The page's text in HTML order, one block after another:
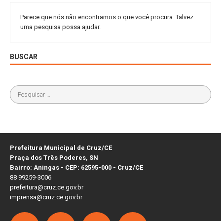
Parece que nós não encontramos o que você procura. Talvez
uma pesquisa possa ajudar.
BUSCAR
Prefeitura Municipal de Cruz/CE
Praça dos Três Poderes, SN
Bairro: Aningas - CEP: 62595-000 - Cruz/CE
88 99259-3006
prefeitura@cruz.ce.gov.br
imprensa@cruz.ce.gov.br